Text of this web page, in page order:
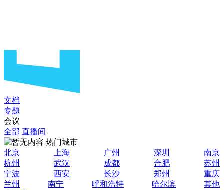
文档
专题
会议
全部 直播间
热门城市
北京
上海 广州 深圳
南京
杭州
武汉 成都 合肥
苏州
宁波
西安 长沙 郑州
重庆
兰州
南宁 呼和浩特 哈尔滨
其他